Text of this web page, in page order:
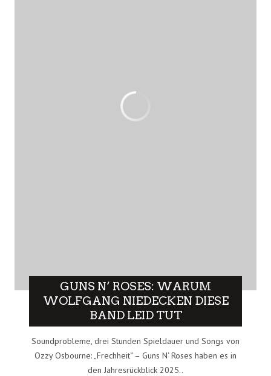
GUNS N‘ ROSES: WARUM
WOLFGANG NIEDECKEN DIESE
BAND LEID TUT
Soundprobleme, drei Stunden Spieldauer und Songs von
Ozzy Osbourne: „Frechheit“ – Guns N‘ Roses haben es in
den Jahresrückblick 2025..